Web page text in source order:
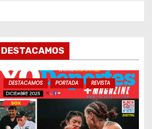
DESTACAMOS
DESTACAMOS PORTADA REVISTA